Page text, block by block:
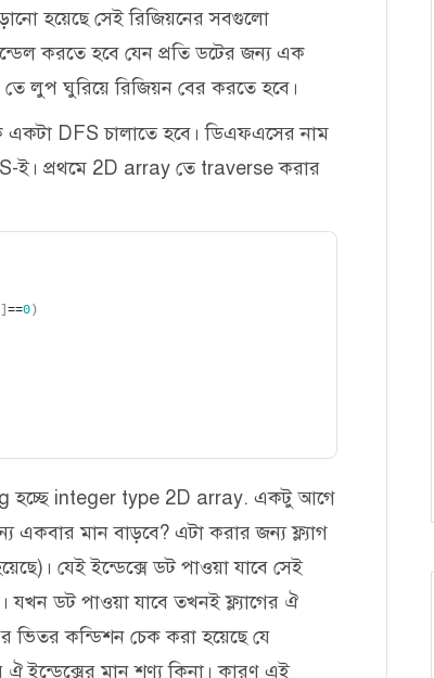
হয়েছে সেই রিজিয়নের সবগুলো
করতে হবে যেন প্রতি ডটের জন্য এক
লুপ ঘুরিয়ে রিজিয়ন বের করতে হবে।
একটা DFS চালাতে হবে। ডিএফএসের নাম
ই। প্রথমে 2D array তে traverse করার
] ==0)
integer type 2D array. একটু আগে
মান বাড়বে? এটা করার জন্য ফ্ল্যাগ
যেই ইন্ডেক্সে ডট পাওয়া যাবে সেই
যখন ডট পাওয়া যাবে তখনই ফ্ল্যাগের ঐ
ভিতর কন্ডিশন চেক করা হয়েছে যে
ইন্ডেক্সের মান শূণ্য কিনা। কারণ এই